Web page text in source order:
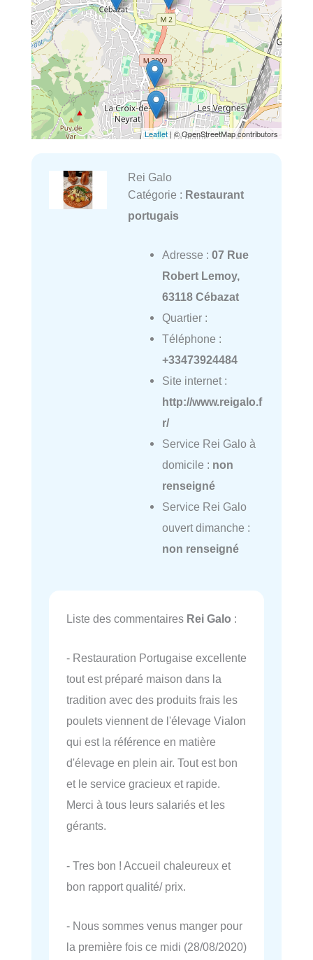
Leaflet | © OpenStreetMap contributors
Rei Galo
Catégorie : Restaurant
portugais
Adresse : 07 Rue
Robert Lemoy,
63118 Cébazat
Quartier :
Téléphone :
+33473924484
Site internet :
http://www.reigalo.f
r/
Service Rei Galo à
domicile : non
renseigné
Service Rei Galo
ouvert dimanche :
non renseigné
Liste des commentaires Rei Galo :
- Restauration Portugaise excellente
tout est préparé maison dans la
tradition avec des produits frais les
poulets viennent de l'élevage Vialon
qui est la référence en matière
d'élevage en plein air. Tout est bon
et le service gracieux et rapide.
Merci à tous leurs salariés et les
gérants.
- Tres bon ! Accueil chaleureux et
bon rapport qualité/ prix.
- Nous sommes venus manger pour
la première fois ce midi (28/08/2020)